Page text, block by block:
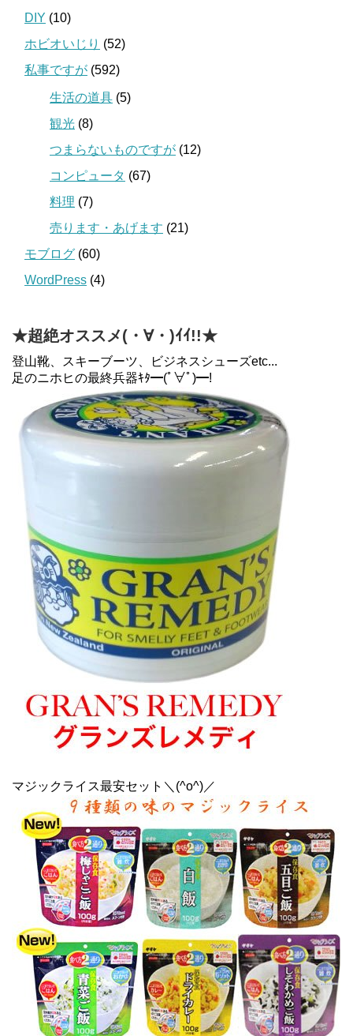
DIY (10)
ホビオいじり (52)
私事ですが (592)
生活の道具 (5)
観光 (8)
つまらないものですが (12)
コンピュータ (67)
料理 (7)
売ります・あげます (21)
モブログ (60)
WordPress (4)
★超絶オススメ(・∀・)ｲｲ!!★
登山靴、スキーブーツ、ビジネスシューズetc...
足のニホヒの最終兵器ｷﾀ━(ﾟ∀ﾟ)━!
マジックライス最安セット＼(^o^)／